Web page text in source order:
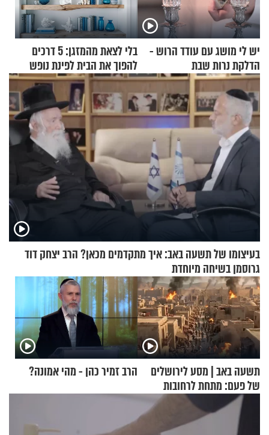
יש לי מושג עם עודד הרוש -
הדלקת נרות שבת
בלי לצאת מהמזגן: 5 דרכים
להפוך את הבית לפינת נופש
מעוצבת
בעיצומו של תשעה באב: איך מתקדמים מכאן? הרב יצחק דוד
גרוסמן בשיחה מיוחדת
תשעה באב | מסע לירושלים
של פעם: מתחת לרחובות
ירושלים
הרב זמיר כהן - מהי אמונה?